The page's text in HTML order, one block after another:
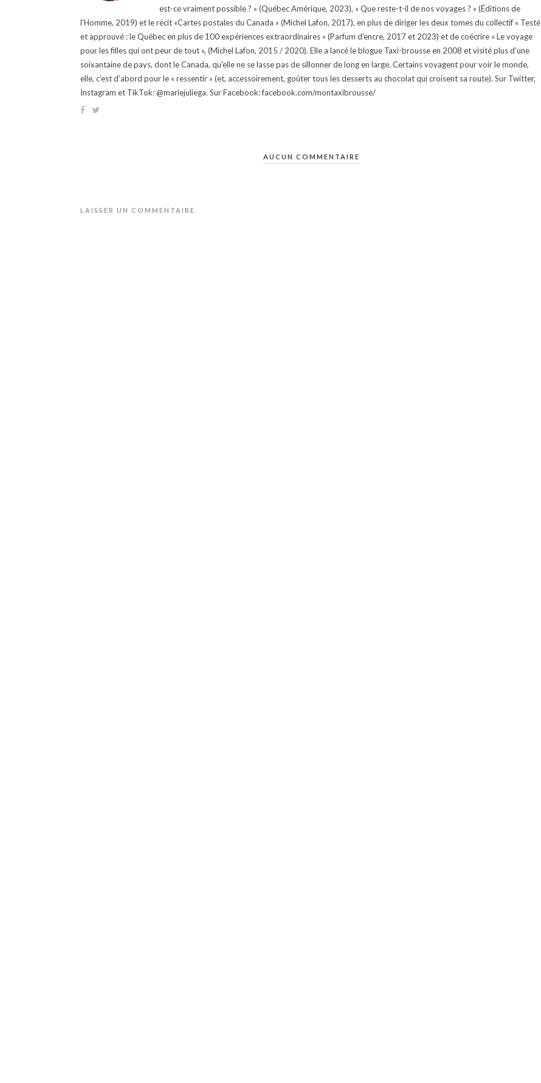
est-ce vraiment possible ? » (Québec Amérique, 2023), « Que reste-t-il de nos voyages ? » (Éditions de
l'Homme, 2019) et le récit «Cartes postales du Canada » (Michel Lafon, 2017), en plus de diriger les deux tomes du collectif « Testé
et approuvé : le Québec en plus de 100 expériences extraordinaires » (Parfum d'encre, 2017 et 2023) et de coécrire « Le voyage
pour les filles qui ont peur de tout », (Michel Lafon, 2015 / 2020). Elle a lancé le blogue Taxi-brousse en 2008 et visité plus d'une
soixantaine de pays, dont le Canada, qu'elle ne se lasse pas de sillonner de long en large. Certains voyagent pour voir le monde,
elle, c’est d’abord pour le « ressentir » (et, accessoirement, goûter tous les desserts au chocolat qui croisent sa route). Sur Twitter,
Instagram et TikTok: @mariejuliega. Sur Facebook: facebook.com/montaxibrousse/
AUCUN COMMENTAIRE
LAISSER UN COMMENTAIRE